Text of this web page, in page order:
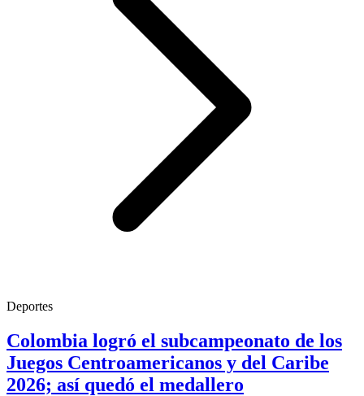
Deportes
Colombia logró el subcampeonato de los
Juegos Centroamericanos y del Caribe
2026; así quedó el medallero